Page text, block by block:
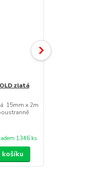
zlatá
15mm x 2m
1346 ks